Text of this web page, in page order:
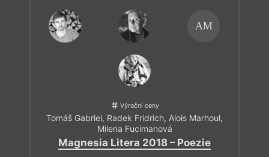
AM
Výroční ceny
Tomáš Gabriel, Radek Fridrich, Alois Marhoul,
Milena Fucimanová
Magnesia Litera 2018 – Poezie